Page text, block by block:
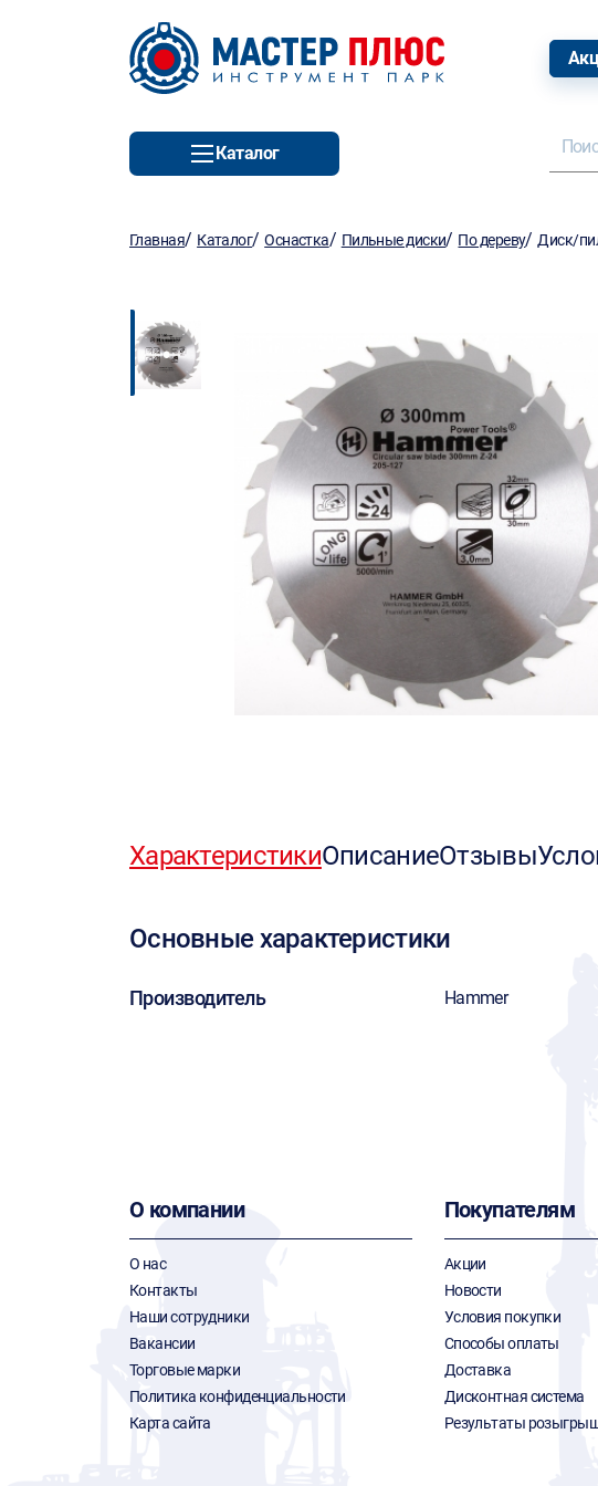
Каталог
Главная/ Каталог/Оснастка/ Пильные диски/ По дереву/Диск/
ХарактеристикиОписаниеОтзывы
Основные характеристики
Производитель Hammer
О компании
О нас
Контакты
Наши сотрудники
Вакансии
Торговые марки
Политика конфиденциальности
Карта сайта
Покупателям
Акции
Новости
Условия покупки
Способы оплаты
Доставка
Дисконтная система
Результаты